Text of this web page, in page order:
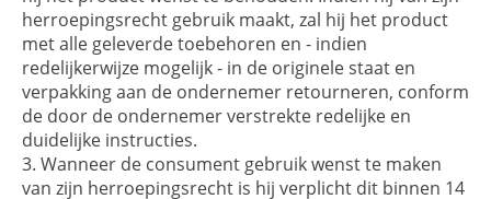
herroepingsrecht gebruik maakt, zal hij het product
met alle geleverde toebehoren en - indien
redelijkerwijze mogelijk - in de originele staat en
verpakking aan de ondernemer retourneren, conform
de door de ondernemer verstrekte redelijke en
duidelijke instructies.
Wanneer de consument gebruik wenst te maken
van zijn herroepingsrecht is hij verplicht dit binnen 14